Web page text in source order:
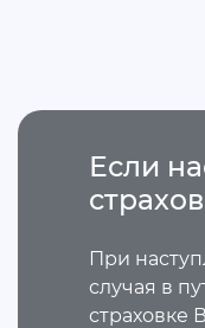
Если
При
случая в
страховке